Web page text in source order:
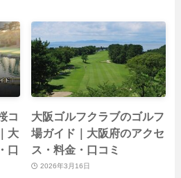
コ
大
口
大阪ゴルフクラブのゴルフ
場ガイド｜大阪府のアクセ
ス・料金・口コミ
2026年3月16日